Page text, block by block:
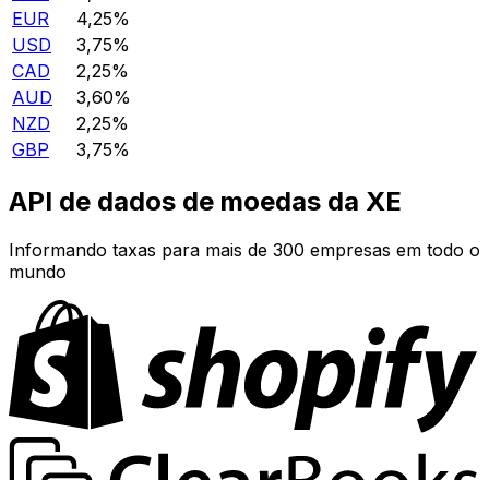
EUR
4,25%
USD
3,75%
CAD
2,25%
AUD
3,60%
NZD
2,25%
GBP
3,75%
API de dados de moedas da XE
Informando taxas para mais de 300 empresas em todo o
mundo